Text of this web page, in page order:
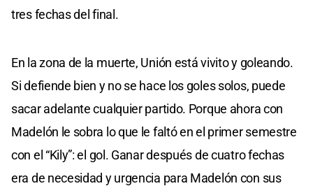
tres fechas del final.
En la zona de la muerte, Unión está vivito y goleando.
Si defiende bien y no se hace los goles solos, puede
sacar adelante cualquier partido. Porque ahora con
Madelón le sobra lo que le faltó en el primer semestre
con el “Kily”: el gol. Ganar después de cuatro fechas
era de necesidad y urgencia para Madelón con sus